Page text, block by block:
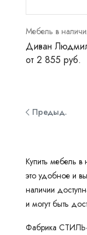
Мебель в
Диван
от 2 855 руб.
Предыд.
Купить мебель
это удобное и
наличии
и могут быть
Фабрика СТИЛЬ-